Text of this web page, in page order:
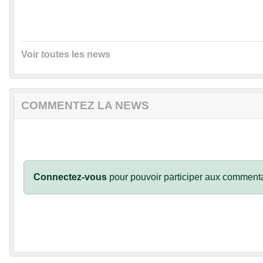
Voir toutes les news
COMMENTEZ LA NEWS
Connectez-vous pour pouvoir participer aux